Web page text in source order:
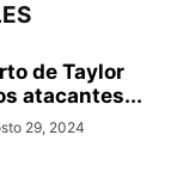
de Taylor
atacantes...
29, 2024